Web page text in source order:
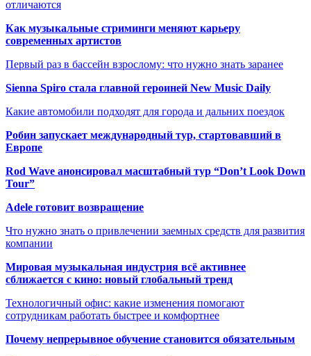
отличаются
Как музыкальные стриминги меняют карьеру
современных артистов
Первый раз в бассейн взрослому: что нужно знать заранее
Sienna Spiro стала главной героиней New Music Daily
Какие автомобили подходят для города и дальних поездок
Робин запускает международный тур, стартовавший в
Европе
Rod Wave анонсировал масштабный тур “Don’t Look Down
Tour”
Adele готовит возвращение
Что нужно знать о привлечении заемных средств для развития
компании
Мировая музыкальная индустрия всё активнее
сближается с кино: новый глобальный тренд
Технологичный офис: какие изменения помогают
сотрудникам работать быстрее и комфортнее
Почему непрерывное обучение становится обязательным